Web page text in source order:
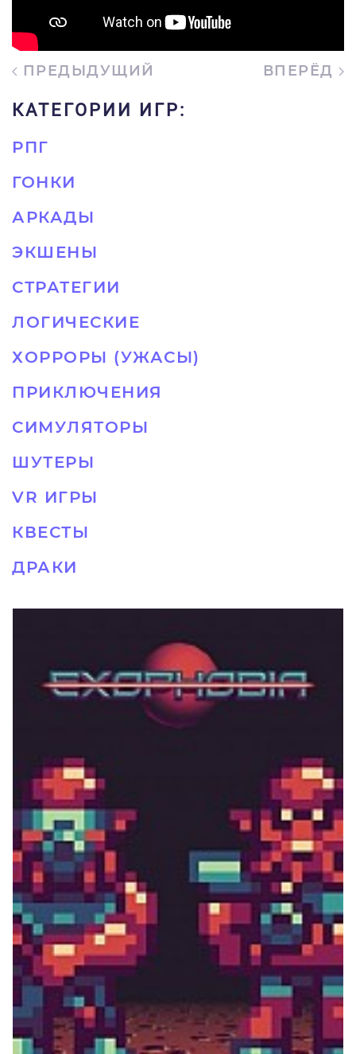
ПРЕДЫДУЩИЙ ВПЕРЁД
КАТЕГОРИИ ИГР:
РПГ
ГОНКИ
АРКАДЫ
ЭКШЕНЫ
СТРАТЕГИИ
ЛОГИЧЕСКИЕ
ХОРРОРЫ (УЖАСЫ)
ПРИКЛЮЧЕНИЯ
СИМУЛЯТОРЫ
ШУТЕРЫ
VR ИГРЫ
КВЕСТЫ
ДРАКИ